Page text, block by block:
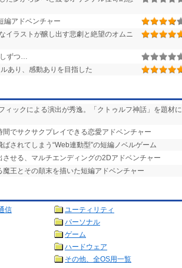
編アドベンチャー
イラストが醸し出す悲劇と絶望のオムニ
ずつ…
あり、感動ありを目指した
ィックによる演出が秀逸。「クトゥルフ神話」を題材に
でサクサクプレイできる恋愛アドベンチャー
されてしまう“Web連動型”の短編ノベルゲーム
せる、マルチエンディングの2Dアドベンチャー
王とその顛末を描いた短編アドベンチャー
信
ユーティリティ
パーソナル
ゲーム
ハードウェア
その他、全OS用一覧